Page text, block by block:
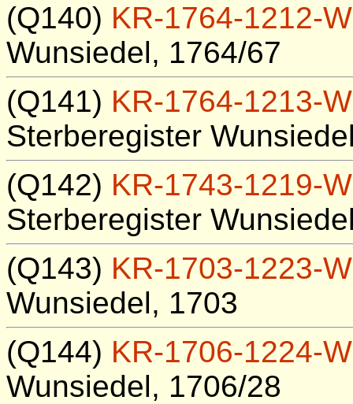
(Q140) KR-1764-1212-
Wunsiedel, 1764/67
(Q141) KR-1764-1213-
Sterberegister
(Q142) KR-1743-1219-
Sterberegister
(Q143) KR-1703-1223-
Wunsiedel, 1703
(Q144) KR-1706-1224-
Wunsiedel, 1706/28